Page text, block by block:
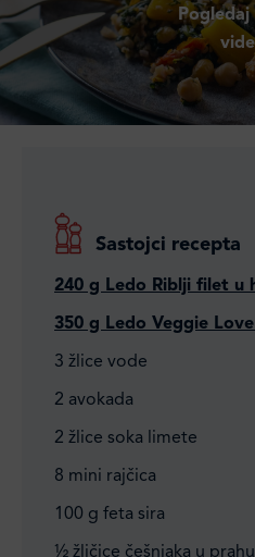
Sastojci recepta
240 g Ledo Riblji filet u
350 g Ledo Veggie
3 žlice vode
2 avokada
2 žlice soka limete
8 mini rajčica
100 g feta sira
½ žličice češnjaka u prahu